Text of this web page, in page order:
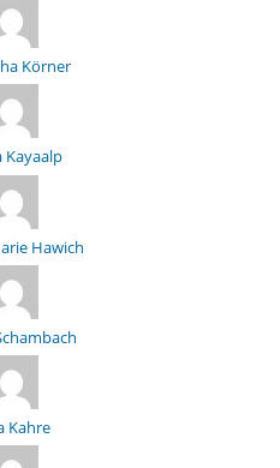
Körner
Kayaalp
Hawich
Kahre